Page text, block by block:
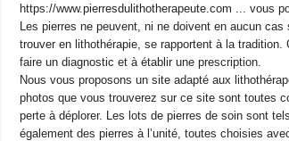
https://www.pierresdulithotherapeute.com ... vous
Les pierres ne peuvent, ni ne doivent en aucun
trouver en lithothérapie, se rapportent à la
faire un diagnostic et à établir une prescription.
Nous vous proposons un site adapté aux
photos que vous trouverez sur ce site sont toutes
perte à déplorer. Les lots de pierres de soin sont
également des pierres à l’unité, toutes choisies